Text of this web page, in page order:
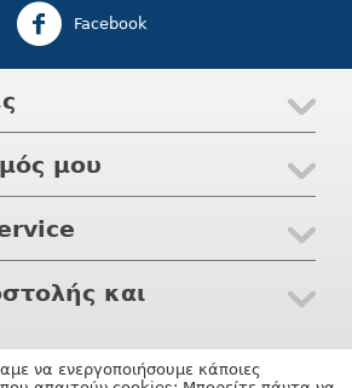
Facebook
μου
και
να ενεργοποιήσουμε κάποιες